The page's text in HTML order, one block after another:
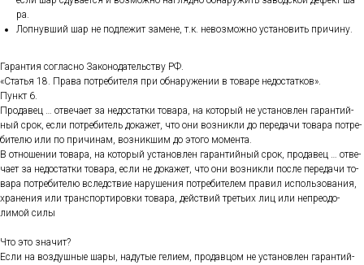
ра.
Лоп­нувший шар не под­ле­жит за­мене, т.к. не­воз­можно ус­та­новить при­чину.
Га­ран­тия сог­ласно За­коно­датель­ству РФ.
«Статья 18. Пра­ва пот­ре­бите­ля при об­на­руже­нии в то­варе не­дос­татков».
Пункт 6.
Про­давец … от­ве­ча­ет за не­дос­татки то­вара, на ко­торый не ус­та­нов­лен га­ран­тий­
ный срок, ес­ли пот­ре­битель до­кажет, что они воз­никли до пе­реда­чи то­вара пот­ре­
бите­лю или по при­чинам, воз­никшим до это­го мо­мен­та.
В от­но­шении то­вара, на ко­торый ус­та­нов­лен га­ран­тий­ный срок, про­давец … от­ве­
ча­ет за не­дос­татки то­вара, ес­ли не до­кажет, что они воз­никли пос­ле пе­реда­чи то­
вара пот­ре­бите­лю вследс­твие на­руше­ния пот­ре­бите­лем пра­вил ис­поль­зо­вания,
хра­нения или тран­спор­ти­ров­ки то­вара, дей­ствий треть­их лиц или неп­ре­одо­
лимой си­лы
Что это зна­чит?
Ес­ли на воз­душные ша­ры, на­дутые ге­ли­ем, про­дав­цом не ус­та­нов­лен га­ран­тий­